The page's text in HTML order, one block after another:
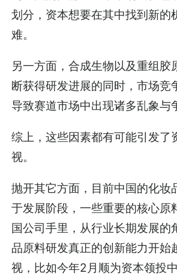
划分，资本想要在其中找到新的
难。
另一方面，合成生物以及重组胶
断获得研发进展的同时，市场竞
导致赛道市场中出现诸多乱象与
综上，这些因素都有可能引发了
视。
抛开其它方面，目前中国的化妆
于发展阶段，一些重要的核心原
国公司手里，从行业长期发展的
品原料研发真正的创新能力开始
视，比如今年2月顺为资本领投